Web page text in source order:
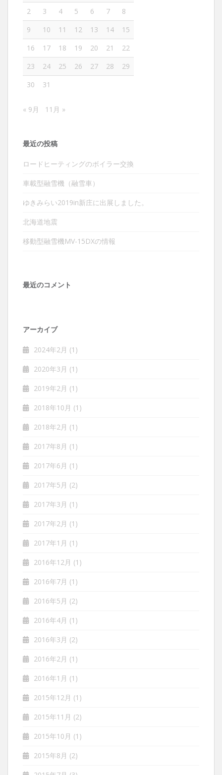
2
3 4 5 6 7
8
9
10 11 12 13 14
15
16
17 18 19 20 21
22
23
24 25 26 27 28
29
30
31
« 9月 11月 »
最近の投稿
ロードヒーティングのボイラー交換
車載型融雪機（融雪車）
ゆきみらい2019in新庄に出展しました。
北海道地震
移動型融雪機MV-15DXの情報
最近のコメント
アーカイブ
2024年2月 (1)
2020年3月 (1)
2019年2月 (1)
2018年10月 (1)
2018年2月 (1)
2017年8月 (1)
2017年6月 (1)
2017年5月 (2)
2017年3月 (1)
2017年2月 (1)
2017年1月 (1)
2016年12月 (1)
2016年7月 (1)
2016年5月 (2)
2016年4月 (1)
2016年3月 (2)
2016年2月 (1)
2016年1月 (1)
2015年12月 (1)
2015年11月 (2)
2015年10月 (1)
2015年8月 (2)